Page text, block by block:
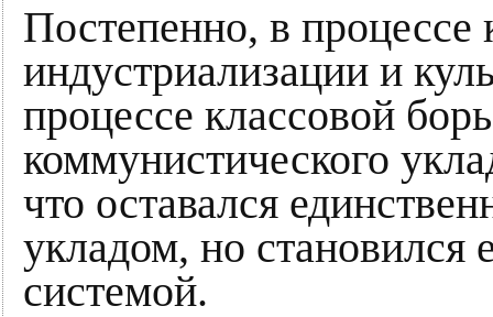
Постепенно, в процессе
индустриализации и
процессе классовой
коммунистического
что оставался
укладом, но становился
системой.